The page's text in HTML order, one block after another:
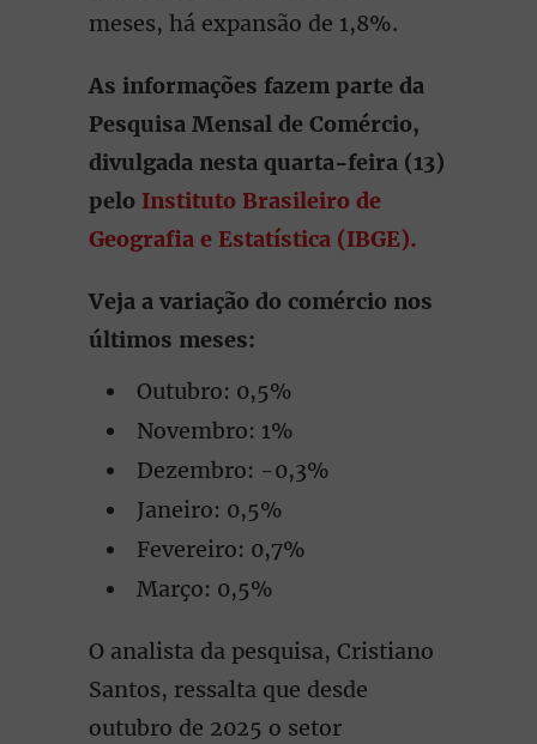
meses, há expansão de 1,8%.
As informações fazem parte da
Pesquisa Mensal de Comércio,
divulgada nesta quarta-feira (13)
pelo Instituto Brasileiro de
Geografia e Estatística (IBGE).
Veja a variação do comércio nos
últimos meses:
Outubro: 0,5%
Novembro: 1%
Dezembro: -0,3%
Janeiro: 0,5%
Fevereiro: 0,7%
Março: 0,5%
O analista da pesquisa, Cristiano
Santos, ressalta que desde
outubro de 2025 o setor